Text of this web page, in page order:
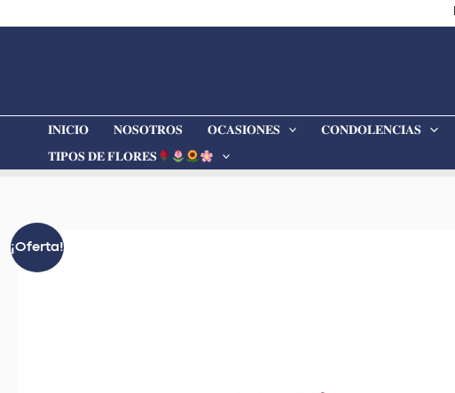
𝐈𝐍𝐈𝐂𝐈𝐎 𝐍𝐎𝐒𝐎𝐓𝐑𝐎𝐒 𝐎𝐂𝐀𝐒𝐈𝐎𝐍𝐄𝐒 𝐂𝐎𝐍𝐃𝐎𝐋𝐄𝐍𝐂𝐈𝐀𝐒
𝐓𝐈𝐏𝐎𝐒 𝐃𝐄 𝐅𝐋𝐎𝐑𝐄𝐒
¡Oferta!